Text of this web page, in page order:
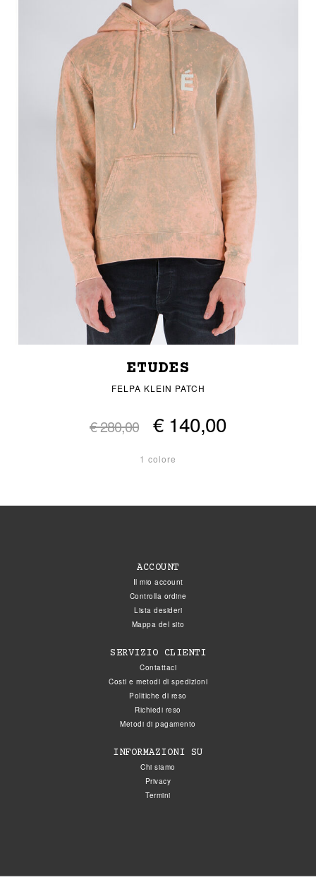
ETUDES
FELPA KLEIN PATCH
€ 280,00 € 140,00
1 colore
ACCOUNT
Il mio account
Controlla ordine
Lista desideri
Mappa del sito
SERVIZIO CLIENTI
Contattaci
Costi e metodi di spedizioni
Politiche di reso
Richiedi reso
Metodi di pagamento
INFORMAZIONI SU
Chi siamo
Privacy
Termini